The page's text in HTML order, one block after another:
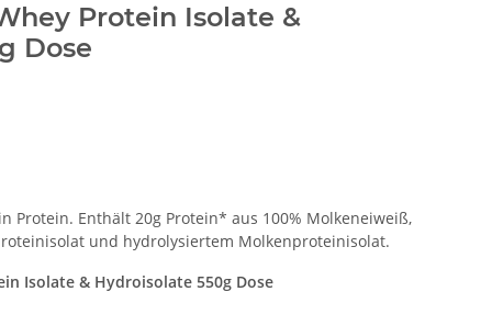
Protein Isolate &
Dose
Protein. Enthält 20g Protein* aus 100% Molkeneiweiß,
und hydrolysiertem Molkenproteinisolat.
Isolate & Hydroisolate 550g Dose